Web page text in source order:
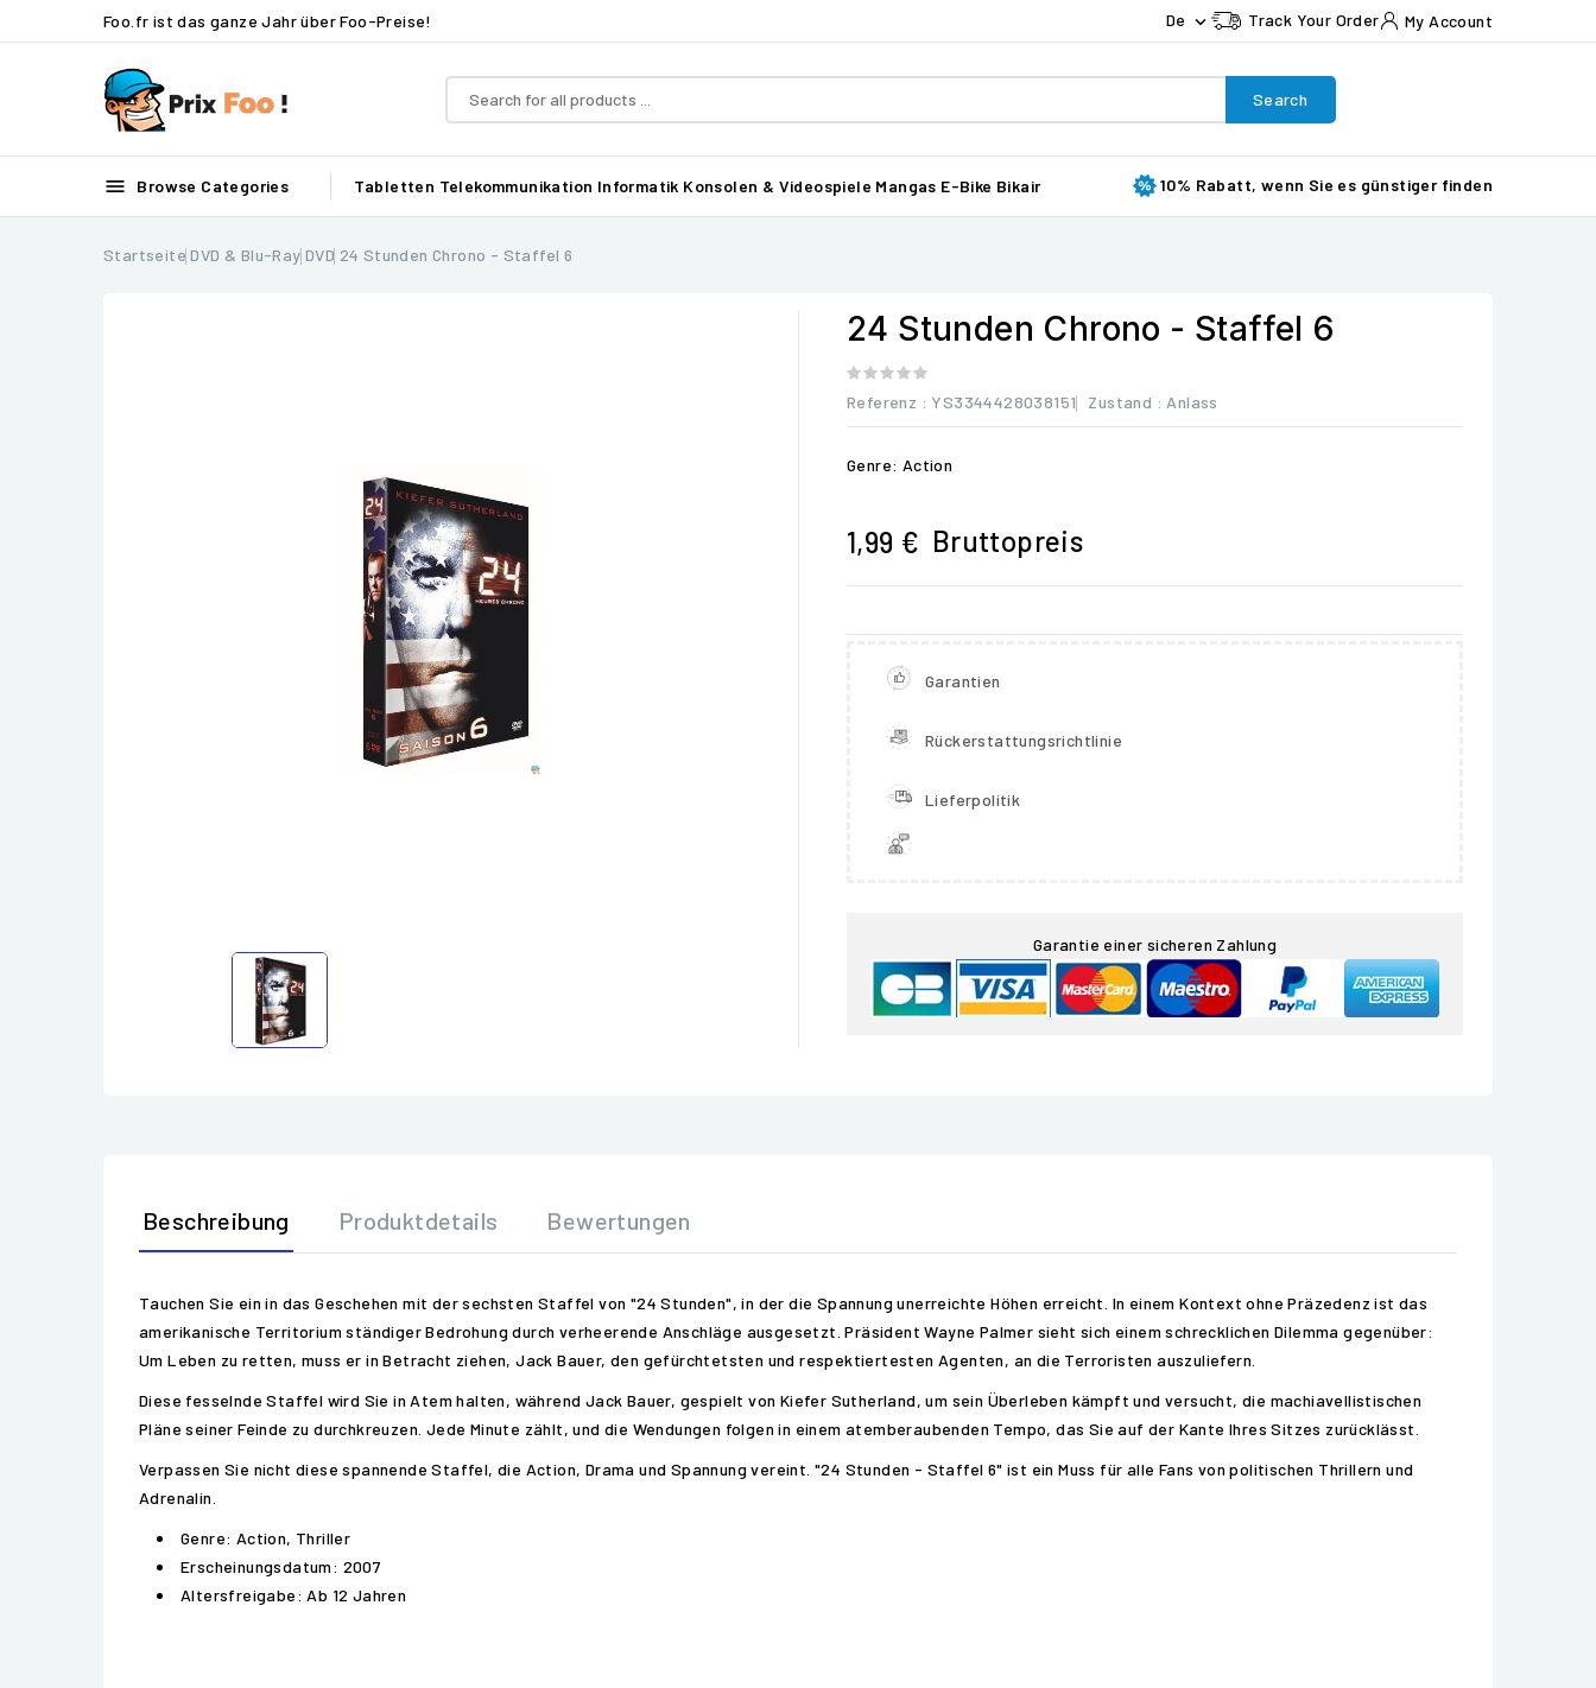
Foo.fr ist das ganze Jahr über Foo-Preise! De  Track Your Order My Account
Search
 Browse Categories Tabletten Telekommunikation Informatik Konsolen & Videospiele Mangas E-Bike Bikair 10% Rabatt, wenn Sie es günstiger finden
Startseite DVD & Blu-Ray DVD 24 Stunden Chrono - Staffel 6
24 Stunden Chrono - Staffel 6
Referenz : YS3344428038151 Zustand : Anlass
Genre: Action
1,99 € Bruttopreis
Garantien
Rückerstattungsrichtlinie
Lieferpolitik
Garantie einer sicheren Zahlung
Beschreibung Produktdetails Bewertungen
Tauchen Sie ein in das Geschehen mit der sechsten Staffel von "24 Stunden", in der die Spannung unerreichte Höhen erreicht. In einem Kontext ohne Präzedenz ist das
amerikanische Territorium ständiger Bedrohung durch verheerende Anschläge ausgesetzt. Präsident Wayne Palmer sieht sich einem schrecklichen Dilemma gegenüber:
Um Leben zu retten, muss er in Betracht ziehen, Jack Bauer, den gefürchtetsten und respektiertesten Agenten, an die Terroristen auszuliefern.
Diese fesselnde Staffel wird Sie in Atem halten, während Jack Bauer, gespielt von Kiefer Sutherland, um sein Überleben kämpft und versucht, die machiavellistischen
Pläne seiner Feinde zu durchkreuzen. Jede Minute zählt, und die Wendungen folgen in einem atemberaubenden Tempo, das Sie auf der Kante Ihres Sitzes zurücklässt.
Verpassen Sie nicht diese spannende Staffel, die Action, Drama und Spannung vereint. "24 Stunden - Staffel 6" ist ein Muss für alle Fans von politischen Thrillern und
Adrenalin.
Genre: Action, Thriller
Erscheinungsdatum: 2007
Altersfreigabe: Ab 12 Jahren